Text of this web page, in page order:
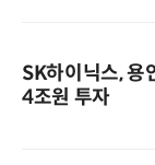
SK하이닉스, 용
4조원 투자